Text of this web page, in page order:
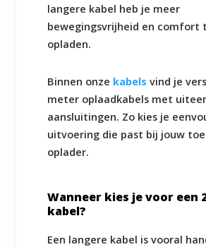
langere kabel heb je meer
bewegingsvrijheid en comfort
opladen.
Binnen onze kabels vind je
meter oplaadkabels met
aansluitingen. Zo kies je
uitvoering die past bij jouw
oplader.
Wanneer kies je voor een
kabel?
Een langere kabel is vooral